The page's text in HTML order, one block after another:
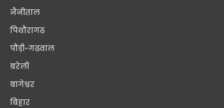
नैनीताल
पिथौरागढ़
पौड़ी-गढ़वाल
बरेली
बागेश्वर
बिहार